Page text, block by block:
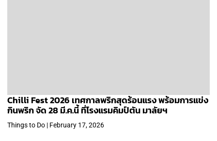
Chilli Fest 2026 เทศกาลพริกสุดร้อนแรง พร้อมการแข่ง
กินพริก จัด 28 มี.ค.นี้ ที่โรงแรมคิมป์ตัน มาลัยฯ
Things to Do | February 17, 2026